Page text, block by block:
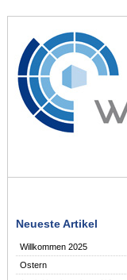
Neueste Artikel
Willkommen 2025
Ostern